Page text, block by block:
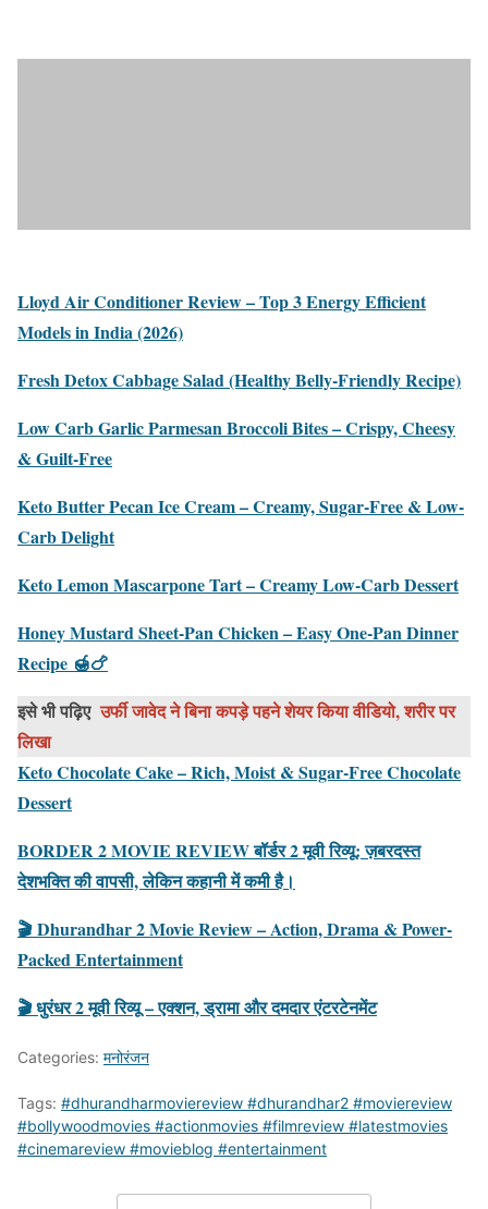
Lloyd Air Conditioner Review – Top 3 Energy Efficient
Models in India (2026)
Fresh Detox Cabbage Salad (Healthy Belly-Friendly Recipe)
Low Carb Garlic Parmesan Broccoli Bites – Crispy, Cheesy
& Guilt-Free
Keto Butter Pecan Ice Cream – Creamy, Sugar-Free & Low-
Carb Delight
Keto Lemon Mascarpone Tart – Creamy Low-Carb Dessert
Honey Mustard Sheet-Pan Chicken – Easy One-Pan Dinner
Recipe 🍯🍗
इसे भी पढ़िए उर्फी जावेद ने बिना कपड़े पहने शेयर किया वीडियो, शरीर पर
लिखा
Keto Chocolate Cake – Rich, Moist & Sugar-Free Chocolate
Dessert
BORDER 2 MOVIE REVIEW बॉर्डर 2 मूवी रिव्यू: ज़बरदस्त
देशभक्ति की वापसी, लेकिन कहानी में कमी है।
🎬 Dhurandhar 2 Movie Review – Action, Drama & Power-
Packed Entertainment
🎬 धुरंधर 2 मूवी रिव्यू – एक्शन, ड्रामा और दमदार एंटरटेनमेंट
Categories: मनोरंजन
Tags: #dhurandharmoviereview #dhurandhar2 #moviereview
#bollywoodmovies #actionmovies #filmreview #latestmovies
#cinemareview #movieblog #entertainment